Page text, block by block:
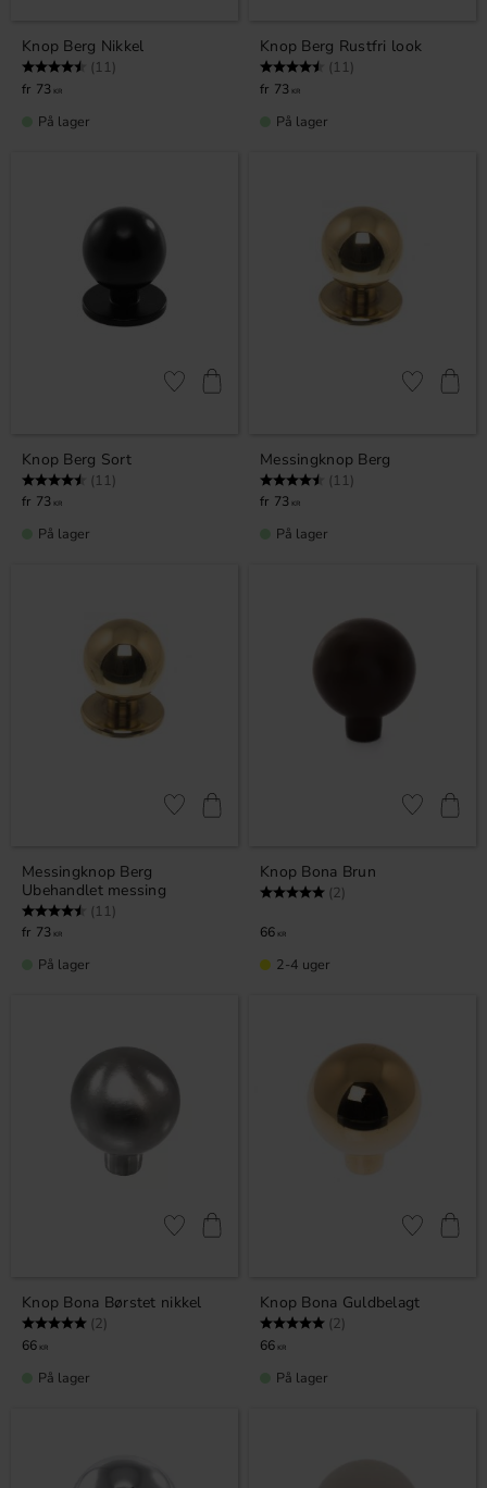
Knop Berg Nikkel
Vurdering: (11)
73 KR
På lager
Knop Berg Rustfri look
Vurdering: (11)
73 KR
På lager
Knop Berg Sort
Vurdering: (11)
73 KR
Gem som favorit
På lager
Messingknop Berg
Vurdering: (11)
73 KR
Gem som
På lager
Messingknop Berg
Ubehandlet messing
Vurdering: (11)
73 KR
Gem som favorit
På lager
Knop Bona Brun
Vurdering: (2)
66 KR
Gem som
2-4 uger
Knop Bona Børstet nikkel
Vurdering: (2)
66 KR
Gem som favorit
På lager
Knop Bona Guldbelagt
Vurdering: (2)
66 KR
Gem som
På lager